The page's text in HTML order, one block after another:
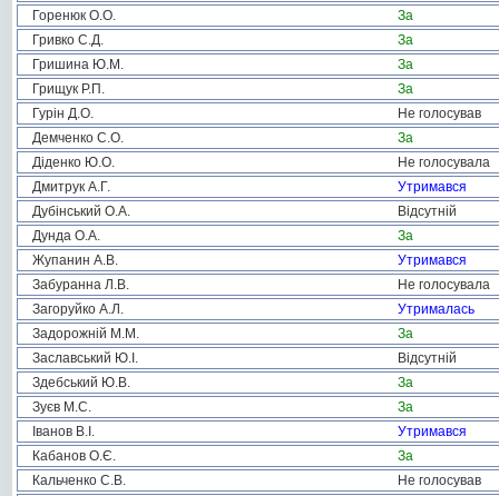
Горенюк О.О.
За
Гривко С.Д.
За
Гришина Ю.М.
За
Грищук Р.П.
За
Гурін Д.О.
Не голосував
Демченко С.О.
За
Діденко Ю.О.
Не голосувала
Дмитрук А.Г.
Утримався
Дубінський О.А.
Відсутній
Дунда О.А.
За
Жупанин А.В.
Утримався
Забуранна Л.В.
Не голосувала
Загоруйко А.Л.
Утрималась
Задорожній М.М.
За
Заславський Ю.І.
Відсутній
Здебський Ю.В.
За
Зуєв М.С.
За
Іванов В.І.
Утримався
Кабанов О.Є.
За
Кальченко С.В.
Не голосував